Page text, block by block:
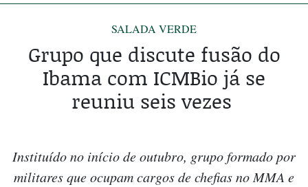
SALADA VERDE
Grupo que discute fusão do
Ibama com ICMBio já se
reuniu seis vezes
Instituído no início de outubro, grupo formado por
militares que ocupam cargos de chefias no MMA e